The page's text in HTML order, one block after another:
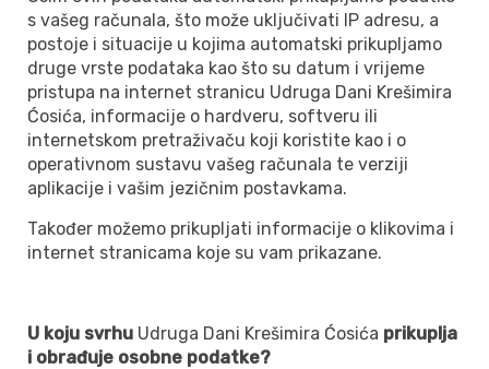
s vašeg računala, što može uključivati IP adresu, a
postoje i situacije u kojima automatski prikupljamo
druge vrste podataka kao što su datum i vrijeme
pristupa na internet stranicu Udruga Dani Krešimira
Ćosića, informacije o hardveru, softveru ili
internetskom pretraživaču koji koristite kao i o
operativnom sustavu vašeg računala te verziji
aplikacije i vašim jezičnim postavkama.
Također možemo prikupljati informacije o klikovima i
internet stranicama koje su vam prikazane.
U koju svrhu Udruga Dani Krešimira Ćosića prikuplja
i obrađuje osobne podatke?